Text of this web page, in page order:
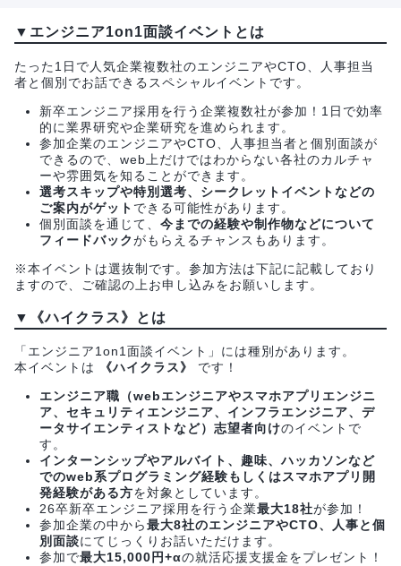
▼エンジニア1on1面談イベントとは
たった1日で人気企業複数社のエンジニアやCTO、人事担当
者と個別でお話できるスペシャルイベントです。
新卒エンジニア採用を行う企業複数社が参加！1日で効率
的に業界研究や企業研究を進められます。
参加企業のエンジニアやCTO、人事担当者と個別面談が
できるので、web上だけではわからない各社のカルチャ
ーや雰囲気を知ることができます。
選考スキップや特別選考、シークレットイベントなどの
ご案内がゲット できる可能性があります。
個別面談を通じて、 今までの経験や制作物などについて
フィードバックがもらえるチャンスもあります。
※本イベントは選抜制です。参加方法は下記に記載しており
ますので、ご確認の上お申し込みをお願いします。
▼《ハイクラス》とは
「エンジニア1on1面談イベント」には種別があります。
本イベントは
《ハイクラス》
です！
エンジニア職（webエンジニアやスマホアプリエンジニ
ア、セキュリティエンジニア、インフラエンジニア、デ
ータサイエンティストなど）志望者向けのイベントで
す。
インターンシップやアルバイト、趣味、ハッカソンなど
でのweb系プログラミング経験もしくはスマホアプリ開
発経験がある方を対象としています。
26卒新卒エンジニア採用を行う企業最大18社が参加！
参加企業の中から最大8社のエンジニアやCTO、人事と個
別面談にてじっくりお話いただけます。
参加で最大15,000円+αの就活応援支援金をプレゼント！